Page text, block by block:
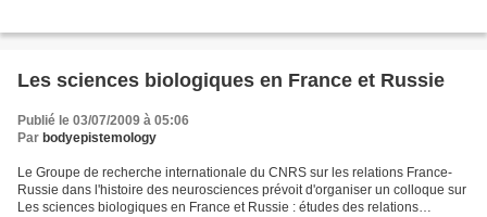
Les sciences biologiques en France et Russie
Publié le 03/07/2009 à 05:06
Par bodyepistemology
Le Groupe de recherche internationale du CNRS sur les relations France-
Russie dans l'histoire des neurosciences prévoit d'organiser un colloque sur
Les sciences biologiques en France et Russie : études des relations